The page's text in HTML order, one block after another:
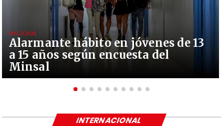
Alarmante hábito en jóvenes de 13
a 15 años según encuesta del
Minsal
NACIONAL
INTERNACIONAL